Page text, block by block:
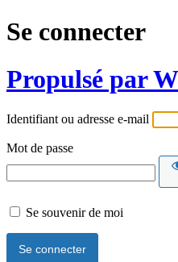
Se connecter
Propulsé par
Identifiant ou adresse e-mail
Mot de passe
Se souvenir de moi